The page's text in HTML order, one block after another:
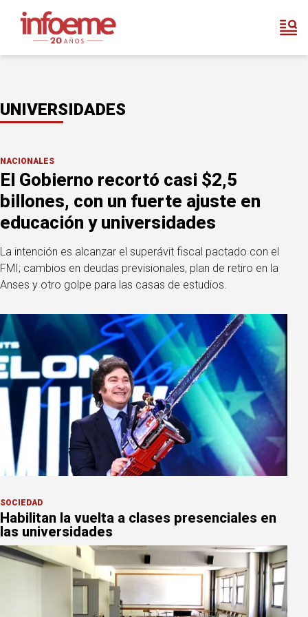
UNIVERSIDADES
NACIONALES
El Gobierno recortó casi $2,5
billones, con un fuerte ajuste en
educación y universidades
La intención es alcanzar el superávit fiscal pactado con el
FMI; cambios en deudas previsionales, plan de retiro en la
Anses y otro golpe para las casas de estudios.
SOCIEDAD
Habilitan la vuelta a clases presenciales en
las universidades